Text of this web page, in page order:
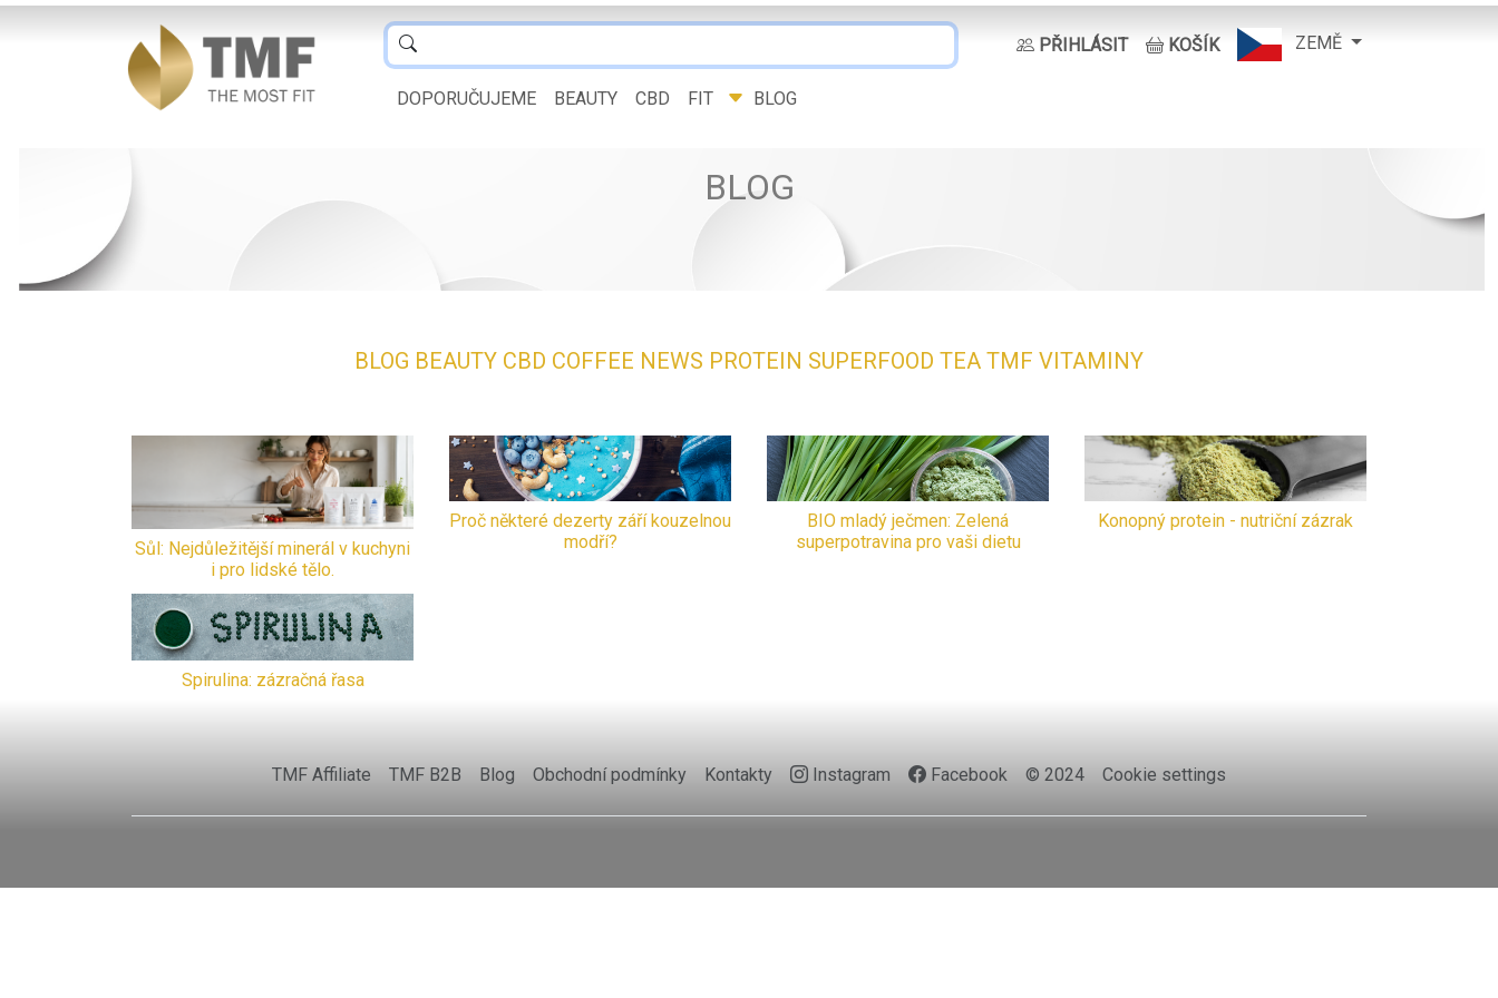
DOPORUČUJEME BEAUTY CBD FIT BLOG
PŘIHLÁSIT KOŠÍK ZEMĚ
BLOG
BLOG BEAUTY CBD COFFEE NEWS PROTEIN SUPERFOOD TEA TMF VITAMINY
Sůl: Nejdůležitější minerál v kuchyni
i pro lidské tělo.
Proč některé dezerty září kouzelnou
modří?
BIO mladý ječmen: Zelená
superpotravina pro vaši dietu
Konopný protein - nutriční zázrak
Spirulina: zázračná řasa
TMF Affiliate TMF B2B Blog Obchodní podmínky Kontakty Instagram Facebook © 2024 Cookie settings